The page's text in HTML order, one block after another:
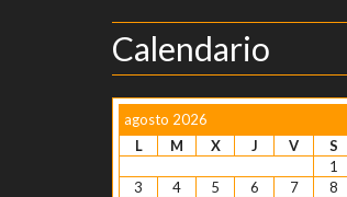
Calendario
agosto 2026
L
M X J V S
1
3
4 5 6 7 8